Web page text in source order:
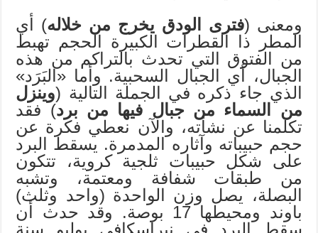
ومعنى (فترى الودق يخرج من خلاله) أي
المطر ذا القطرات الكبيرة الحجم تهبط
من الفتوق التي تحدث بالتراكم من هذه
الجبال، أي الجبال السحبية. وأما «البَرَد»
الذي جاء ذكره في الجملة التالية (وينزل
من السماء من جبال فيها من برد) فقد
تكلمنا عن نشأته، والآن نعطي فكرة عن
حجم حبيباته وآثاره المدمرة. يسقط البرد
على شكل حبيبات ثلجية كروية، تتكون
من طبقات شفافة ومعتمة، وتشبه
البصلة، يصل وزن الواحدة (واحد وثلث)
باوند ومحيطها 17 بوصة. وقد حدث أن
سقط البرد في نبراسكافي يوليو سنة